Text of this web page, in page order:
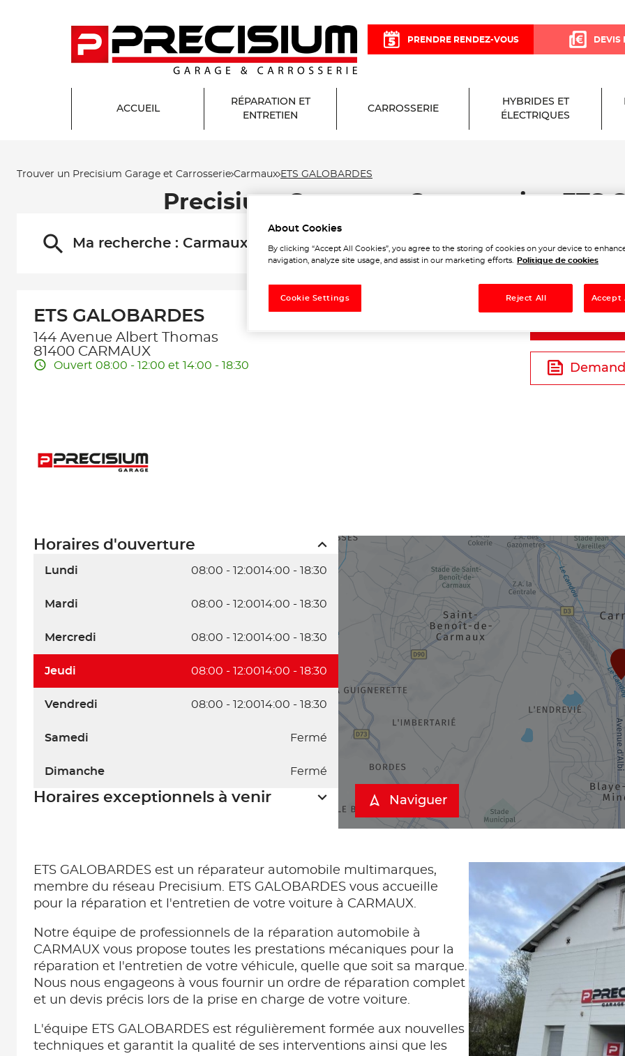
PRENDRE RENDEZ-VOUS DEVIS
ACCUEIL
RÉPARATION ET
ENTRETIEN
CARROSSERIE
HYBRIDES ET
ÉLECTRIQUES
Trouver un Precisium Garage et Carrosserie Carmaux ETS GALOBARDES
Precisium Garage et Carrosserie - ETS
Ma recherche : Carmaux
ETS GALOBARDES
144 Avenue Albert Thomas
81400 CARMAUX
Ouvert 08:00 - 12:00 et 14:00 - 18:30
Horaires d'ouverture
Lundi 08:00 - 12:0014:00 - 18:30
Mardi 08:00 - 12:0014:00 - 18:30
Mercredi 08:00 - 12:0014:00 - 18:30
Jeudi 08:00 - 12:0014:00 - 18:30
Vendredi 08:00 - 12:0014:00 - 18:30
Samedi Fermé
Dimanche Fermé
Horaires exceptionnels à venir Naviguer
ETS GALOBARDES est un réparateur automobile multimarques,
membre du réseau Precisium. ETS GALOBARDES vous accueille
pour la réparation et l'entretien de votre voiture à CARMAUX.
Notre équipe de professionnels de la réparation automobile à
CARMAUX vous propose toutes les prestations mécaniques pour la
réparation et l'entretien de votre véhicule, quelle que soit sa marque.
Nous nous engageons à vous fournir un ordre de réparation complet
et un devis précis lors de la prise en charge de votre voiture.
L'équipe ETS GALOBARDES est régulièrement formée aux nouvelles
techniques et garantit la qualité de ses interventions ainsi que les
About Cookies
By clicking “Accept All Cookies”, you agree to the storing of cookies on your device to
navigation, analyze site usage, and assist in our marketing efforts.
Politique de cookies
Reject All Accept
Cookie Settings